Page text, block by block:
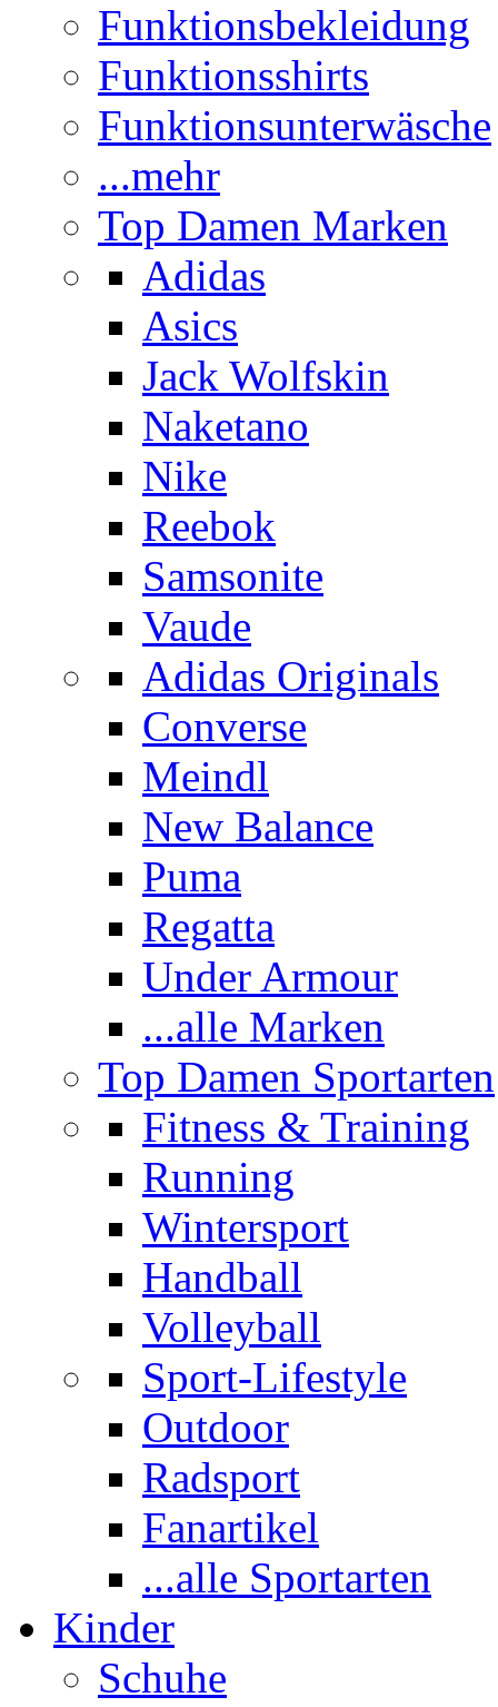
Funktionsbekleidung
Funktionsshirts
Funktionsunterwäsche
...mehr
Top Damen Marken
Adidas
Asics
Jack Wolfskin
Naketano
Nike
Reebok
Samsonite
Vaude
Adidas Originals
Converse
Meindl
New Balance
Puma
Regatta
Under Armour
...alle Marken
Top Damen Sportarten
Fitness & Training
Running
Wintersport
Handball
Volleyball
Sport-Lifestyle
Outdoor
Radsport
Fanartikel
...alle Sportarten
Kinder
Schuhe